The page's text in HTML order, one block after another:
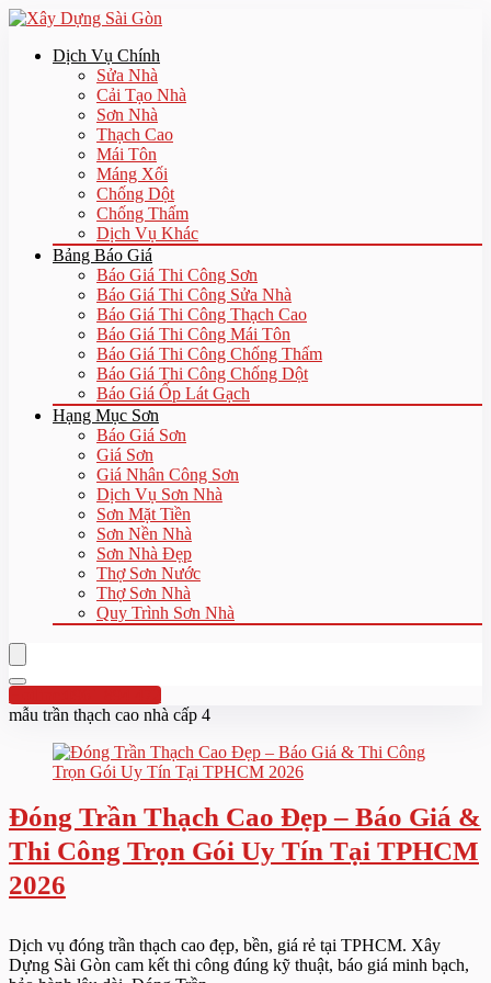
Dịch Vụ Chính
Sửa Nhà
Cải Tạo Nhà
Sơn Nhà
Thạch Cao
Mái Tôn
Máng Xối
Chống Dột
Chống Thấm
Dịch Vụ Khác
Bảng Báo Giá
Báo Giá Thi Công Sơn
Báo Giá Thi Công Sửa Nhà
Báo Giá Thi Công Thạch Cao
Báo Giá Thi Công Mái Tôn
Báo Giá Thi Công Chống Thấm
Báo Giá Thi Công Chống Dột
Báo Giá Ốp Lát Gạch
Hạng Mục Sơn
Báo Giá Sơn
Giá Sơn
Giá Nhân Công Sơn
Dịch Vụ Sơn Nhà
Sơn Mặt Tiền
Sơn Nền Nhà
Sơn Nhà Đẹp
Thợ Sơn Nước
Thợ Sơn Nhà
Quy Trình Sơn Nhà
Hotline:0961 894 472
mẫu trần thạch cao nhà cấp 4
Đóng Trần Thạch Cao Đẹp – Báo Giá &
Thi Công Trọn Gói Uy Tín Tại TPHCM
2026
Dịch vụ đóng trần thạch cao đẹp, bền, giá rẻ tại TPHCM. Xây
Dựng Sài Gòn cam kết thi công đúng kỹ thuật, báo giá minh bạch,